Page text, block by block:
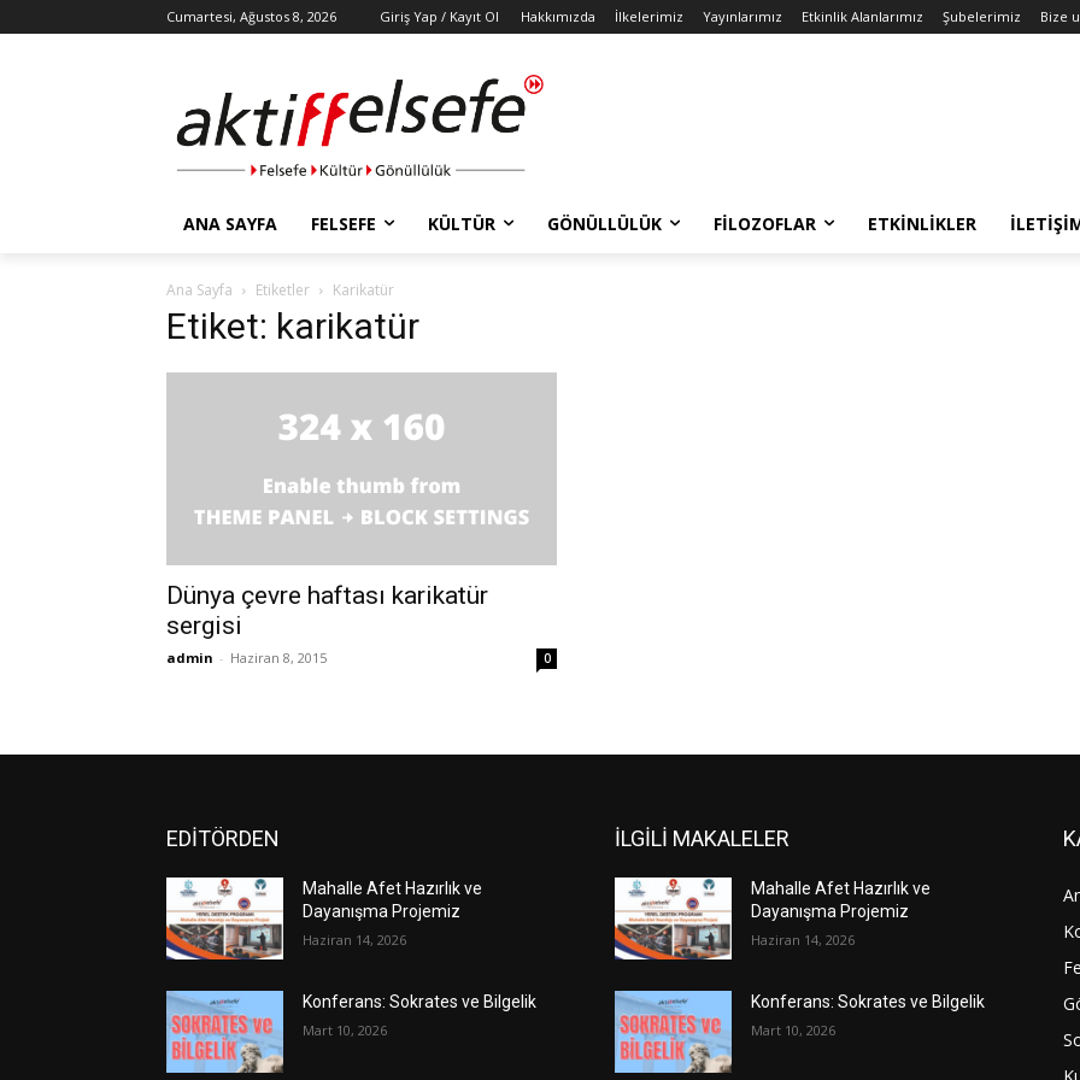
Cumartesi, Ağustos 8, 2026 Giriş Yap / Kayıt Ol Hakkımızda İlkelerimiz Yayınlarımız Etkinlik Alanlarımız Şubelerimiz Bize
ANA SAYFA FELSEFE KÜLTÜR GÖNÜLLÜLÜK FILOZOFLAR ETKINLIKLER
Ana Sayfa Etiketler Karikatür
Etiket: karikatür
Dünya çevre haftası karikatür
sergisi
admin - Haziran 8, 2015 0
EDİTÖRDEN
Mahalle Afet Hazırlık ve
Dayanışma Projemiz
Haziran 14, 2026
Konferans: Sokrates ve Bilgelik
Mart 10, 2026
İLGİLİ MAKALELER
Mahalle Afet Hazırlık ve
Dayanışma Projemiz
Haziran 14, 2026
Konferans: Sokrates ve Bilgelik
Mart 10, 2026